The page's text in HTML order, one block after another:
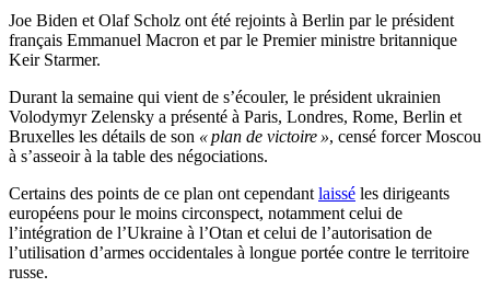
Joe Biden et Olaf Scholz ont été rejoints à Berlin par le président
français Emmanuel Macron et par le Premier ministre britannique
Keir Starmer.
Durant la semaine qui vient de s’écouler, le président ukrainien
Volodymyr Zelensky a présenté à Paris, Londres, Rome, Berlin et
Bruxelles les détails de son « plan de victoire », censé forcer Moscou
à s’asseoir à la table des négociations.
Certains des points de ce plan ont cependant laissé les dirigeants
européens pour le moins circonspect, notamment celui de
l’intégration de l’Ukraine à l’Otan et celui de l’autorisation de
l’utilisation d’armes occidentales à longue portée contre le territoire
russe.